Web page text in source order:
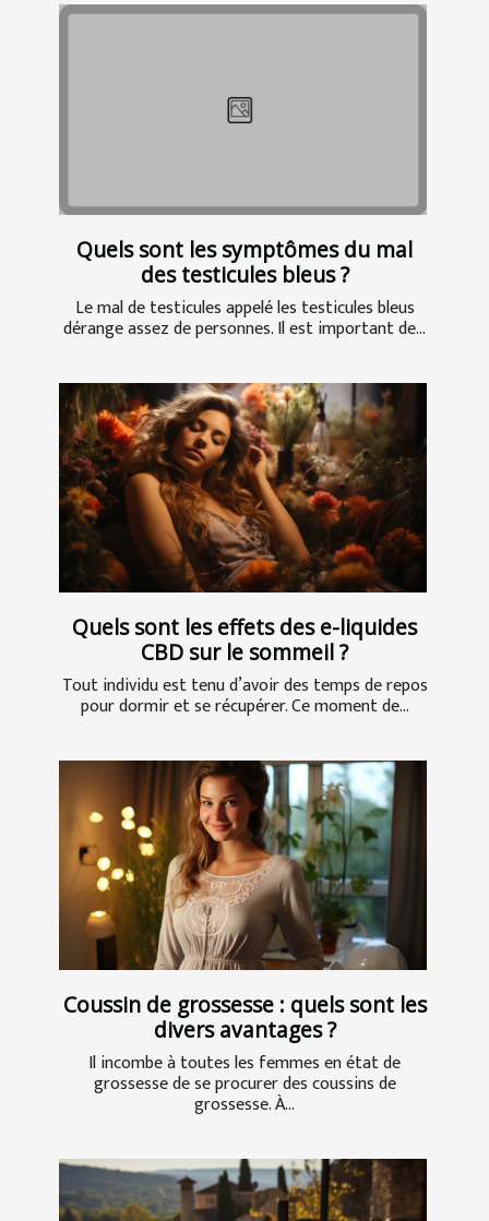
Quels sont les symptômes du mal
des testicules bleus ?
Le mal de testicules appelé les testicules bleus
dérange assez de personnes. Il est important de...
Quels sont les effets des e-liquides
CBD sur le sommeil ?
Tout individu est tenu d’avoir des temps de repos
pour dormir et se récupérer. Ce moment de...
Coussin de grossesse : quels sont les
divers avantages ?
Il incombe à toutes les femmes en état de
grossesse de se procurer des coussins de
grossesse. À...